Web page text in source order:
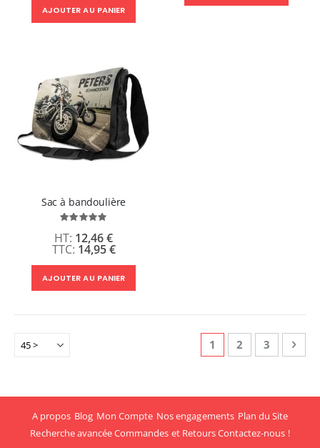
AJOUTER AU PANIER
Sac à bandoulière
Évaluation:
14,95 €
12,46 €
AJOUTER AU PANIER
PageVous lisez
1 Page
2 Page
3 Page
A propos Blog Mon Compte Nos engagements Plan du Site
Recherche avancéeCommandes et RetoursContactez-nous !